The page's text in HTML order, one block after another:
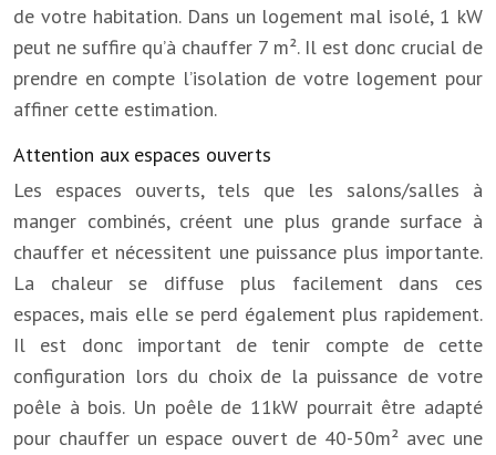
de votre habitation. Dans un logement mal isolé, 1 kW
peut ne suffire qu’à chauffer 7 m². Il est donc crucial de
prendre en compte l’isolation de votre logement pour
affiner cette estimation.
Attention aux espaces ouverts
Les espaces ouverts, tels que les salons/salles à
manger combinés, créent une plus grande surface à
chauffer et nécessitent une puissance plus importante.
La chaleur se diffuse plus facilement dans ces
espaces, mais elle se perd également plus rapidement.
Il est donc important de tenir compte de cette
configuration lors du choix de la puissance de votre
poêle à bois. Un poêle de 11kW pourrait être adapté
pour chauffer un espace ouvert de 40-50m² avec une